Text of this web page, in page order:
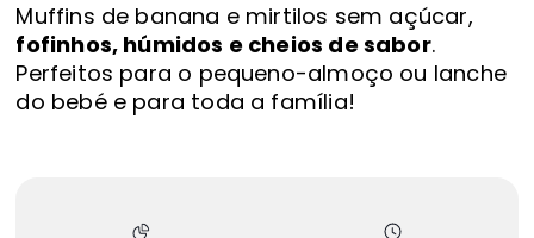
Muffins de banana e mirtilos sem açúcar,
fofinhos, húmidos e cheios de sabor.
Perfeitos para o pequeno-almoço ou lanche
do bebé e para toda a família!